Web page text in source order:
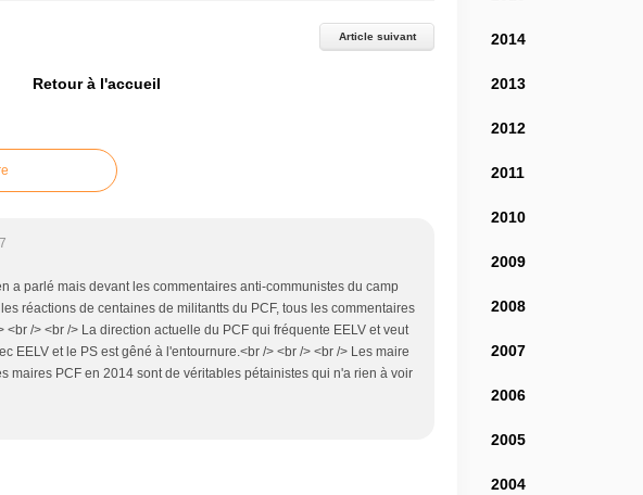
Article suivant
Retour à l'accueil
a parlé mais devant les commentaires anti-communistes du camp
réactions de centaines de militantts du PCF, tous les commentaires
<br /> <br /> La direction actuelle du PCF qui fréquente EELV et veut
EELV et le PS est gêné à l'entournure.<br /> <br /> <br /> Les maire
maires PCF en 2014 sont de véritables pétainistes qui n'a rien à voir
2014
2013
2012
2011
2010
2009
2008
2007
2006
2005
2004